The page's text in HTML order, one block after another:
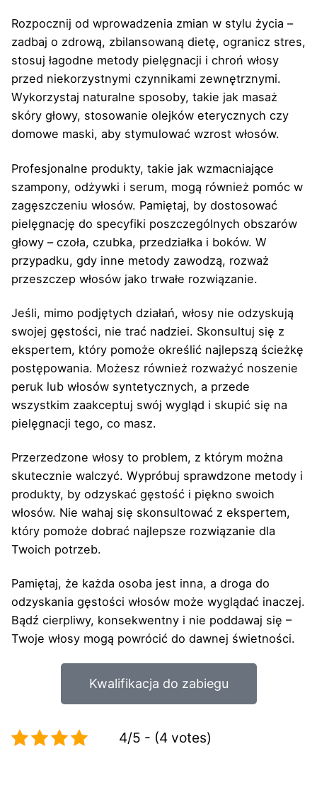
Rozpocznij od wprowadzenia zmian w stylu życia –
zadbaj o zdrową, zbilansowaną dietę, ogranicz stres,
stosuj łagodne metody pielęgnacji i chroń włosy
przed niekorzystnymi czynnikami zewnętrznymi.
Wykorzystaj naturalne sposoby, takie jak masaż
skóry głowy, stosowanie olejków eterycznych czy
domowe maski, aby stymulować wzrost włosów.
Profesjonalne produkty, takie jak wzmacniające
szampony, odżywki i serum, mogą również pomóc w
zagęszczeniu włosów. Pamiętaj, by dostosować
pielęgnację do specyfiki poszczególnych obszarów
głowy – czoła, czubka, przedziałka i boków. W
przypadku, gdy inne metody zawodzą, rozważ
przeszczep włosów jako trwałe rozwiązanie.
Jeśli, mimo podjętych działań, włosy nie odzyskują
swojej gęstości, nie trać nadziei. Skonsultuj się z
ekspertem, który pomoże określić najlepszą ścieżkę
postępowania. Możesz również rozważyć noszenie
peruk lub włosów syntetycznych, a przede
wszystkim zaakceptuj swój wygląd i skupić się na
pielęgnacji tego, co masz.
Przerzedzone włosy to problem, z którym można
skutecznie walczyć. Wypróbuj sprawdzone metody i
produkty, by odzyskać gęstość i piękno swoich
włosów. Nie wahaj się skonsultować z ekspertem,
który pomoże dobrać najlepsze rozwiązanie dla
Twoich potrzeb.
Pamiętaj, że każda osoba jest inna, a droga do
odzyskania gęstości włosów może wyglądać inaczej.
Bądź cierpliwy, konsekwentny i nie poddawaj się –
Twoje włosy mogą powrócić do dawnej świetności.
Kwalifikacja do zabiegu
4/5 - (4 votes)